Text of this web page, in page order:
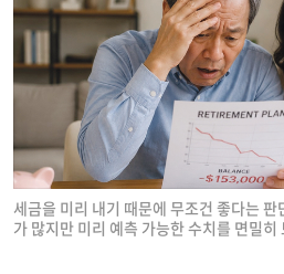
세금을 미리 내기 때문에 무조건 좋다는
가 많지만 미리 예측 가능한 수치를 면밀